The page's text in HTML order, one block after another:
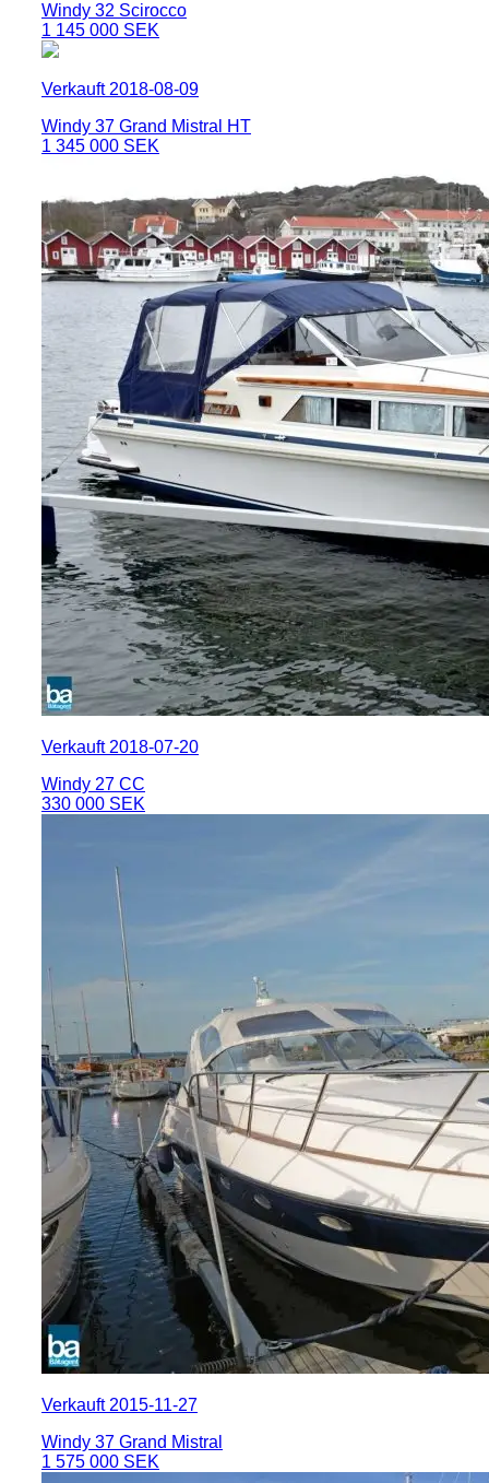
Windy 32 Scirocco
1 145 000 SEK
Verkauft 2018-08-09
Windy 37 Grand Mistral HT
1 345 000 SEK
Verkauft 2018-07-20
Windy 27 CC
330 000 SEK
Verkauft 2015-11-27
Windy 37 Grand Mistral
1 575 000 SEK